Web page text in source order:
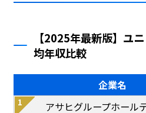
【2025年最新版】ユ
均年収比較
企業名
アサヒグループホール